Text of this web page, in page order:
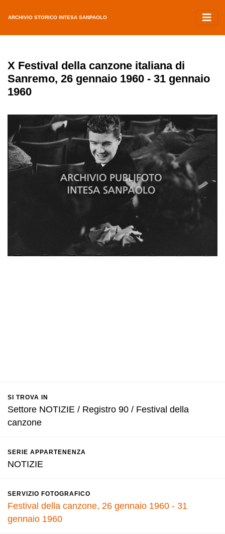
ARCHIVIO STORICO INTESA SANPAOLO
X Festival della canzone italiana di
Sanremo, 26 gennaio 1960 - 31 gennaio
1960
SI TROVA IN
Settore NOTIZIE / Registro 90 / Festival della
canzone
SERIE APPARTENENZA
NOTIZIE
SERVIZIO FOTOGRAFICO
Festival della canzone, 26 gennaio 1960 - 31
gennaio 1960